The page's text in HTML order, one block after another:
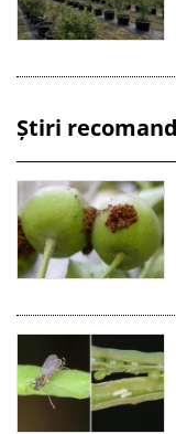
Știri